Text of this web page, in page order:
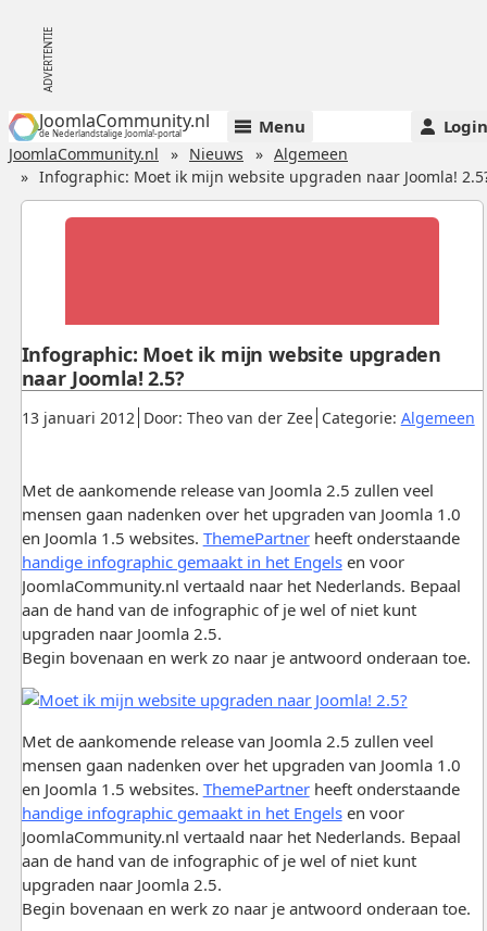
JoomlaCommunity.nl
de Nederlandstalige Joomla!-portal Menu Login
JoomlaCommunity.nl Nieuws
Algemeen
Infographic: Moet ik mijn website upgraden naar Joomla!
Gepubliceerd:
13 januari 2012. Door: Theo van der Zee. Categorie: Algemeen.
Infographic: Moet ik mijn website upgraden
naar Joomla! 2.5?
Met de aankomende release van Joomla 2.5 zullen veel
mensen gaan nadenken over het upgraden van Joomla 1.0
en Joomla 1.5 websites. ThemePartnerheeft onderstaande
handige infographic gemaakt in het Engelsen voor
JoomlaCommunity.nl vertaald naar het Nederlands. Bepaal
aan de hand van de infographic of je wel of niet kunt
upgraden naar Joomla 2.5.
Begin bovenaan en werk zo naar je antwoord onderaan toe.
Met de aankomende release van Joomla 2.5 zullen veel
mensen gaan nadenken over het upgraden van Joomla 1.0
en Joomla 1.5 websites. ThemePartnerheeft onderstaande
handige infographic gemaakt in het Engelsen voor
JoomlaCommunity.nl vertaald naar het Nederlands. Bepaal
aan de hand van de infographic of je wel of niet kunt
upgraden naar Joomla 2.5.
Begin bovenaan en werk zo naar je antwoord onderaan toe.